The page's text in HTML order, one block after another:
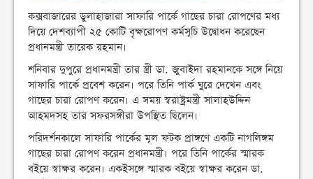
কক্সবাজারের ডুলাহাজারা সাফারি পার্কে গাছের চারা রোপণের মধ্য
দিয়ে দেশব্যাপী ২৫ কোটি বৃক্ষরোপণ কর্মসূচি উদ্বোধন করেছেন
প্রধানমন্ত্রী তারেক রহমান।
শনিবার দুপুরে প্রধানমন্ত্রী তার স্ত্রী ডা. জুবাইদা রহমানকে সঙ্গে নিয়ে
সাফারি পার্কে প্রবেশ করেন। পরে তিনি পার্ক ঘুরে দেখেন এবং
গাছের চারা রোপণ করেন। এ সময় স্বরাষ্ট্রমন্ত্রী সালাহউদ্দিন
আহমদসহ তার সফরসঙ্গীরা উপস্থিত ছিলেন।
পরিদর্শনকালে সাফারি পার্কের মূল ফটক প্রাঙ্গণে একটি নাগলিঙ্গম
গাছের চারা রোপণ করেন প্রধানমন্ত্রী। পরে তিনি পার্কের স্মারক
বইয়ে স্বাক্ষর করেন। একইসঙ্গে স্মারক বইয়ে স্বাক্ষর করেন ডা.